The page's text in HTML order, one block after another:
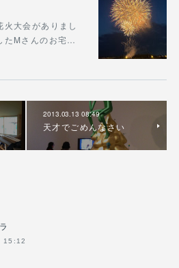
大会がありまし
たMさんのお宅…
2013.03.13 08:49
天才でごめんなさい
15:12